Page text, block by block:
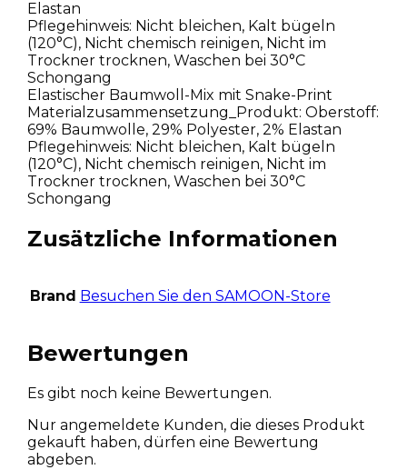
Elastan
Pflegehinweis: Nicht bleichen, Kalt bügeln
(120°C), Nicht chemisch reinigen, Nicht im
Trockner trocknen, Waschen bei 30°C
Schongang
Elastischer Baumwoll-Mix mit Snake-Print
Materialzusammensetzung_Produkt: Oberstoff:
69% Baumwolle, 29% Polyester, 2% Elastan
Pflegehinweis: Nicht bleichen, Kalt bügeln
(120°C), Nicht chemisch reinigen, Nicht im
Trockner trocknen, Waschen bei 30°C
Schongang
Zusätzliche Informationen
Brand Besuchen Sie den SAMOON-Store
Bewertungen
Es gibt noch keine Bewertungen.
Nur angemeldete Kunden, die dieses Produkt
gekauft haben, dürfen eine Bewertung
abgeben.